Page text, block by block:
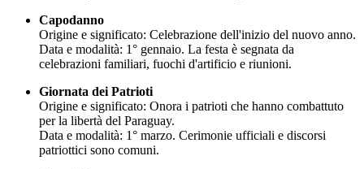
Capodanno
Origine e significato: Celebrazione dell'inizio del nuovo anno.
Data e modalità: 1° gennaio. La festa è segnata da
celebrazioni familiari, fuochi d'artificio e riunioni.
Giornata dei Patrioti
Origine e significato: Onora i patrioti che hanno combattuto
per la libertà del Paraguay.
Data e modalità: 1° marzo. Cerimonie ufficiali e discorsi
patriottici sono comuni.